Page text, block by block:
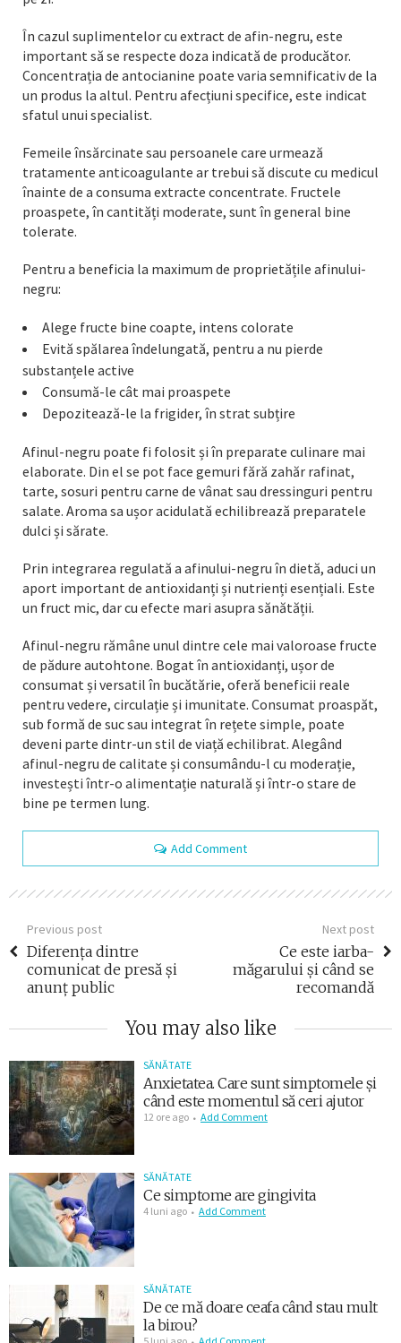
În cazul suplimentelor cu extract de afin-negru, este
important să se respecte doza indicată de producător.
Concentrația de antocianine poate varia semnificativ de la
un produs la altul. Pentru afecțiuni specifice, este indicat
sfatul unui specialist.
Femeile însărcinate sau persoanele care urmează
tratamente anticoagulante ar trebui să discute cu medicul
înainte de a consuma extracte concentrate. Fructele
proaspete, în cantități moderate, sunt în general bine
tolerate.
Pentru a beneficia la maximum de proprietățile afinului-
negru:
Alege fructe bine coapte, intens colorate
Evită spălarea îndelungată, pentru a nu pierde
substanțele active
Consumă-le cât mai proaspete
Depozitează-le la frigider, în strat subțire
Afinul-negru poate fi folosit și în preparate culinare mai
elaborate. Din el se pot face gemuri fără zahăr rafinat,
tarte, sosuri pentru carne de vânat sau dressinguri pentru
salate. Aroma sa ușor acidulată echilibrează preparatele
dulci și sărate.
Prin integrarea regulată a afinului-negru în dietă, aduci un
aport important de antioxidanți și nutrienți esențiali. Este
un fruct mic, dar cu efecte mari asupra sănătății.
Afinul-negru rămâne unul dintre cele mai valoroase fructe
de pădure autohtone. Bogat în antioxidanți, ușor de
consumat și versatil în bucătărie, oferă beneficii reale
pentru vedere, circulație și imunitate. Consumat proaspăt,
sub formă de suc sau integrat în rețete simple, poate
deveni parte dintr-un stil de viață echilibrat. Alegând
afinul-negru de calitate și consumându-l cu moderație,
investești într-o alimentație naturală și într-o stare de
bine pe termen lung.
Add Comment
Previous post
Diferența dintre
comunicat de presă și
anunț public
Next post
Ce este iarba-
măgarului și când se
recomandă
You may also like
SĂNĂTATE
Anxietatea. Care sunt simptomele și
când este momentul să ceri ajutor
12 ore ago Add Comment
SĂNĂTATE
Ce simptome are gingivita
4 luni ago Add Comment
SĂNĂTATE
De ce mă doare ceafa când stau mult
la birou?